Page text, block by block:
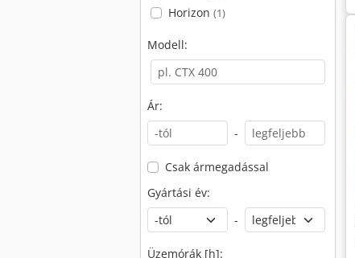
Horizon (1)
Modell:
Ár:
-
Csak ármegadással
Gyártási év:
-
Üzemórák [h]: